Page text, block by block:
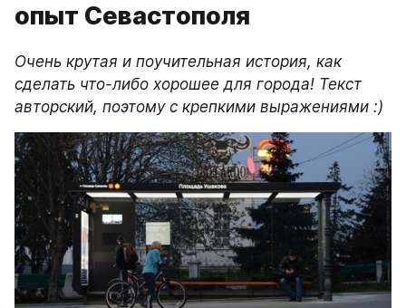
опыт Севастополя
Очень крутая и поучительная история, как
сделать что-либо хорошее для города! Текст
авторский, поэтому с крепкими выражениями :)